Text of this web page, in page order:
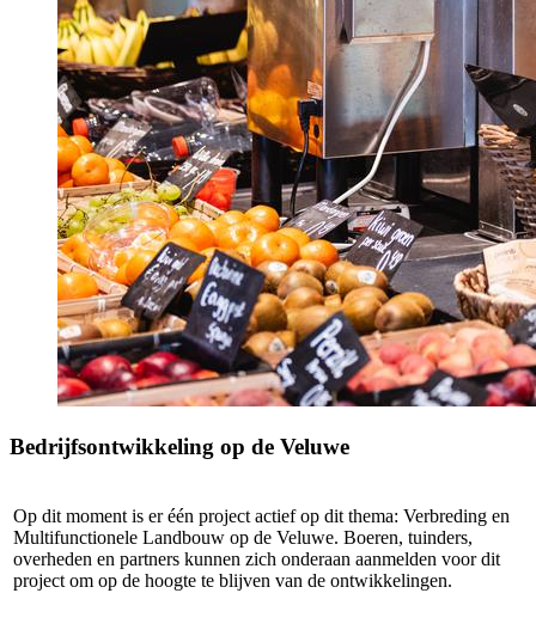
Bedrijfsontwikkeling op de Veluwe
Op dit moment is er één project actief op dit thema: Verbreding en
Multifunctionele Landbouw op de Veluwe. Boeren, tuinders,
overheden en partners kunnen zich onderaan aanmelden voor dit
project om op de hoogte te blijven van de ontwikkelingen.